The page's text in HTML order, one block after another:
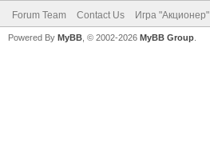
Forum Team Contact Us Игра "Акционер"
Powered By MyBB , © 2002-2026 MyBB Group